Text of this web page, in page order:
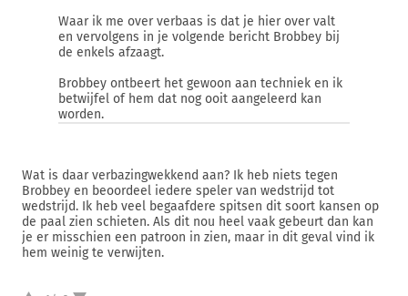
Waar ik me over verbaas is dat je hier over valt
en vervolgens in je volgende bericht Brobbey bij
de enkels afzaagt.
Brobbey ontbeert het gewoon aan techniek en ik
betwijfel of hem dat nog ooit aangeleerd kan
worden.
Wat is daar verbazingwekkend aan? Ik heb niets tegen
Brobbey en beoordeel iedere speler van wedstrijd tot
wedstrijd. Ik heb veel begaafdere spitsen dit soort kansen op
de paal zien schieten. Als dit nou heel vaak gebeurt dan kan
je er misschien een patroon in zien, maar in dit geval vind ik
hem weinig te verwijten.